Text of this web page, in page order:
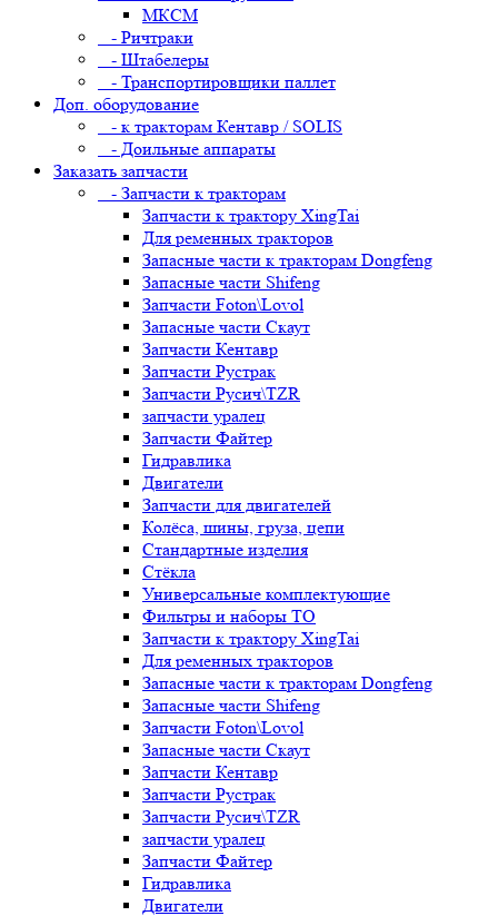
МКСМ
- Ричтраки
- Штабелеры
- Транспортировщики паллет
Доп. оборудование
- к тракторам Кентавр / SOLIS
- Доильные аппараты
Заказать запчасти
- Запчасти к тракторам
Запчасти к трактору XingTai
Для ременных тракторов
Запасные части к тракторам Dongfeng
Запасные части Shifeng
Запчасти Foton\Lovol
Запасные части Скаут
Запчасти Кентавр
Запчасти Рустрак
Запчасти Русич\TZR
запчасти уралец
Запчасти Файтер
Гидравлика
Двигатели
Запчасти для двигателей
Колёса, шины, груза, цепи
Стандартные изделия
Стёкла
Универсальные комплектующие
Фильтры и наборы ТО
Запчасти к трактору XingTai
Для ременных тракторов
Запасные части к тракторам Dongfeng
Запасные части Shifeng
Запчасти Foton\Lovol
Запасные части Скаут
Запчасти Кентавр
Запчасти Рустрак
Запчасти Русич\TZR
запчасти уралец
Запчасти Файтер
Гидравлика
Двигатели